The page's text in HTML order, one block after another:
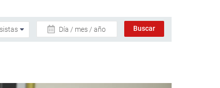
Día / mes / año